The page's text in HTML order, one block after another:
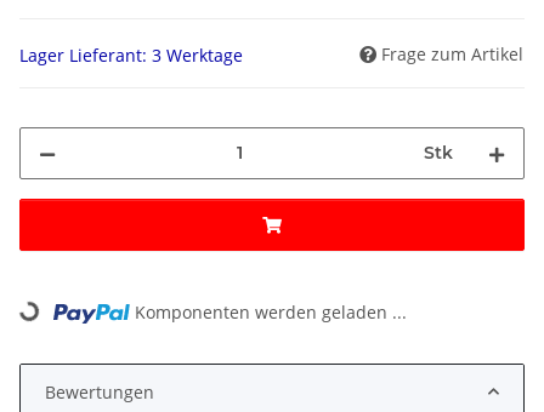
Lager Lieferant: 3 Werktage Frage zum Artikel
Stk
Loading... Komponenten werden geladen ...
Bewertungen